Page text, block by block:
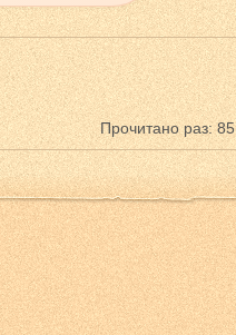
Прочитано раз: 85